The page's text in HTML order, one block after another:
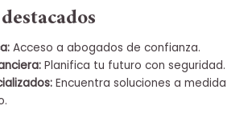
Acceso a abogados de confianza.
Planifica tu futuro con seguridad.
Encuentra soluciones a medida